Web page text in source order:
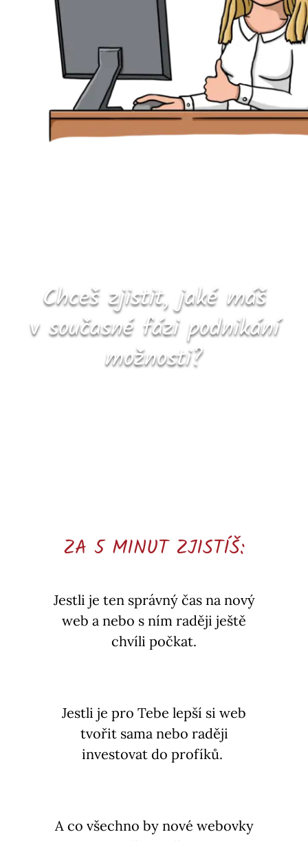
Chceš zjistit, jaké máš
v současné fázi podnikání
možnosti?
ZA 5 MINUT ZJISTÍŠ:
Jestli je ten správný čas na nový
web a nebo s ním raději ještě
chvíli počkat.
Jestli je pro Tebe lepší si web
tvořit sama nebo raději
investovat do profíků.
A co všechno by nové webovky